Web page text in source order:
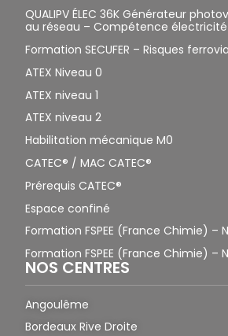
QUALIPV ÉLEC 36K Générateur
au réseau – Compétence électricité
Formation SECUFER – Risques
ATEX Niveau 0
ATEX niveau 1
ATEX niveau 2
Habilitation mécanique M0
CATEC® / MAC CATEC®
Prérequis CATEC®
Espace confiné
Formation FSPEE (France Chimie) –
Formation FSPEE (France Chimie) –
NOS CENTRES
Angoulême
Bordeaux Rive Droite